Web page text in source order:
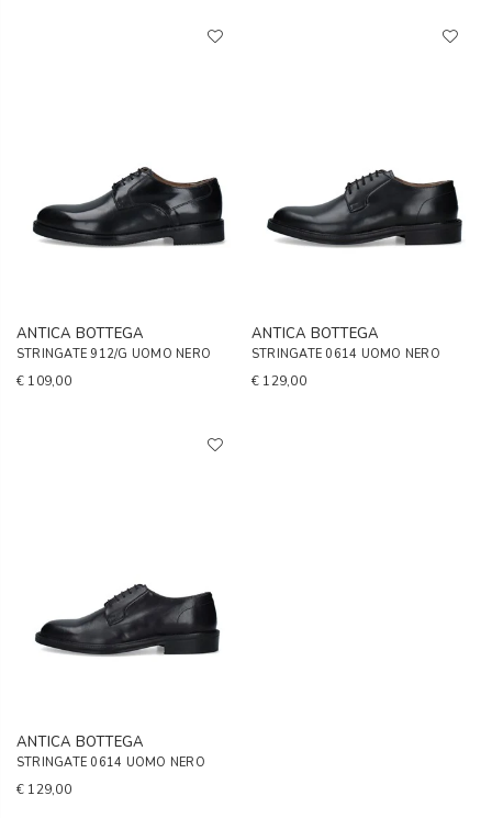
ANTICA BOTTEGA
STRINGATE 912/G UOMO NERO
€ 109,00
ANTICA BOTTEGA
STRINGATE 0614 UOMO NERO
€ 129,00
ANTICA BOTTEGA
STRINGATE 0614 UOMO NERO
€ 129,00